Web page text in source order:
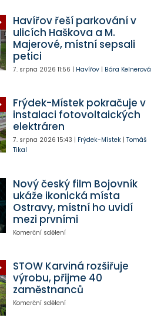
Havířov řeší parkování v
ulicích Haškova a M.
Majerové, místní sepsali
petici
7. srpna 2026 11:56 | Havířov| Bára Kelnerová
Frýdek-Místek pokračuje v
instalaci fotovoltaických
elektráren
7. srpna 2026 15:43 | Frýdek-Místek| Tomáš
Tikal
Nový český film Bojovník
ukáže ikonická místa
Ostravy, místní ho uvidí
mezi prvními
Komerční sdělení
STOW Karviná rozšiřuje
výrobu, přijme 40
zaměstnanců
Komerční sdělení